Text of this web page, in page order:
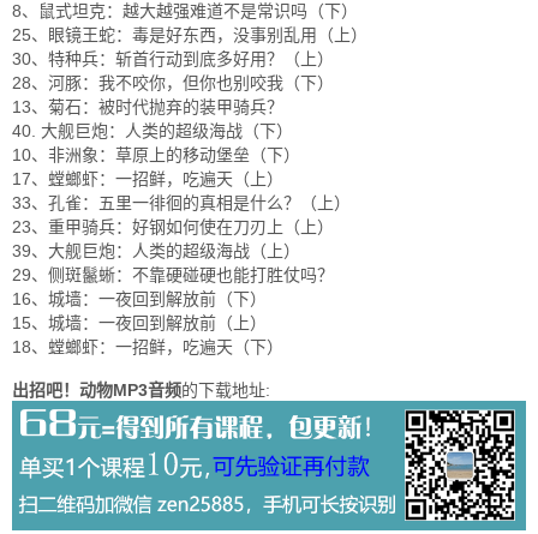
8、鼠式坦克：越大越强难道不是常识吗（下）
25、眼镜王蛇：毒是好东西，没事别乱用（上）
30、特种兵：斩首行动到底多好用？（上）
28、河豚：我不咬你，但你也别咬我（下）
13、菊石：被时代抛弃的装甲骑兵？
40. 大舰巨炮：人类的超级海战（下）
10、非洲象：草原上的移动堡垒（下）
17、螳螂虾：一招鲜，吃遍天（上）
33、孔雀：五里一徘徊的真相是什么？（上）
23、重甲骑兵：好钢如何使在刀刃上（上）
39、大舰巨炮：人类的超级海战（上）
29、侧斑鬣蜥：不靠硬碰硬也能打胜仗吗？
16、城墙：一夜回到解放前（下）
15、城墙：一夜回到解放前（上）
18、螳螂虾：一招鲜，吃遍天（下）
出招吧！动物MP3音频的下载地址: